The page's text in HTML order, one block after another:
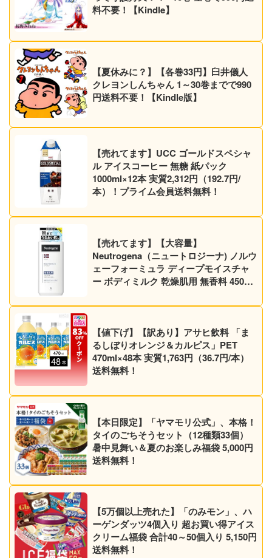
料不要！【Kindle】
【夏休みに？】【各巻33円】臼井儀人
クレヨンしんちゃん 1～30巻までで990
円送料不要！【Kindle版】
【売れてます】UCC ゴールドスペシャ
ル アイスコーヒー 無糖 紙パック
1000ml×12本 実質2,312円（192.7円/
本）！プライム会員送料無料！
【売れてます】【大容量】
Neutrogena（ニュートロジーナ) ノルウ
ェーフォーミュラ ディープモイスチャ
ー ボディミルク 乾燥肌用 無香料 450ml
料無料！
【値下げ】【訳あり】アサヒ飲料 「ま
るしぼりオレンジ＆カルピス」PET
470ml×48本 実質1,763円（36.7円/本）
送料無料！
【本日限定】「ヤマモリ公式」、本格！
タイのごちそうセット（12種類33個）
暑中見舞い＆夏のお楽しみ福袋 5,000円
送料無料！
【5万個以上売れた】「のみモン」、ハ
ーゲンダッツ4個入り 超お買い得アイス
クリーム福袋 合計40～50個入り 5,150円
送料無料！